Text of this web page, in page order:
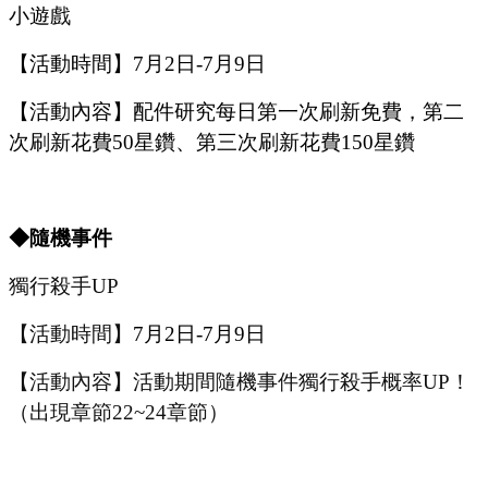
小遊戲
【活動時間】 7月 2 日-7月 9 日
【活動內容】配件研究每日第一次刷新免費，第二
次刷新花費50星鑽、第三次刷新花費150星鑽
◆隨機事件
獨行殺手UP
【活動時間】 7月 2 日-7月 9 日
【活動內容】活動期間隨機事件獨行殺手概率UP ！
（出現章節22~24章節）